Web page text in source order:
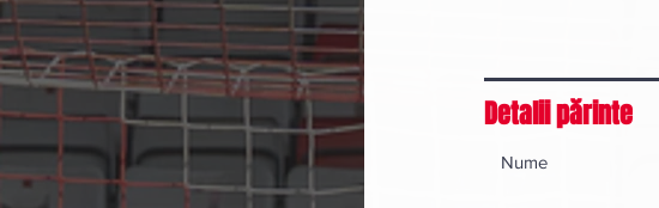
Detalii părinte
Nume